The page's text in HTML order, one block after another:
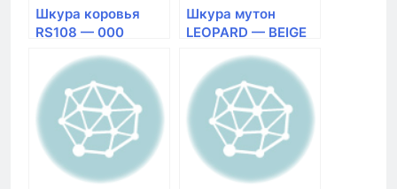
Шкура коровья
RS108 — 000
Размер 1,88×2,65
Шкура мутон
LEOPARD — BEIGE
Размер 0,62×1,25